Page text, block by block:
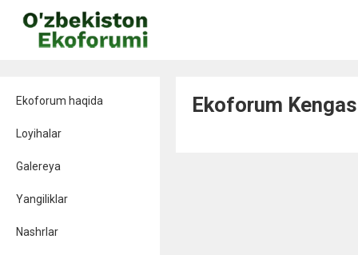
Ekoforum haqida
Loyihalar
Galereya
Yangiliklar
Nashrlar
Ekoforum